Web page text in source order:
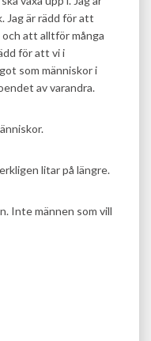
Jag är rädd för att
att alltför många
för att vi i
som människor i
av varandra.
litar på längre.
Inte männen som vill